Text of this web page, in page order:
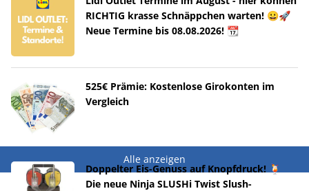
RICHTIG krasse Schnäppchen warten! 😀🚀
Neue Termine bis 08.08.2026! 📆
525€ Prämie: Kostenlose Girokonten im
Vergleich
Alle anzeigen
Doppelter Eis-Genuss auf Knopfdruck! 🍹
Die neue Ninja SLUSHi Twist Slush-